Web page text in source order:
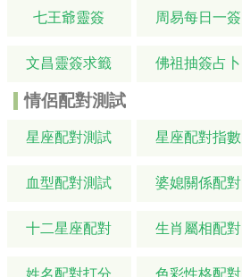
七王爺靈簽 周易每日一簽
文昌靈簽求籤 佛祖抽簽占卜
情侶配對測試
星座配對測試 星座配對指數
血型配對測試 婆媳關係配對
十二星座配對 生肖屬相配對
姓名配對打分 色彩性格配對